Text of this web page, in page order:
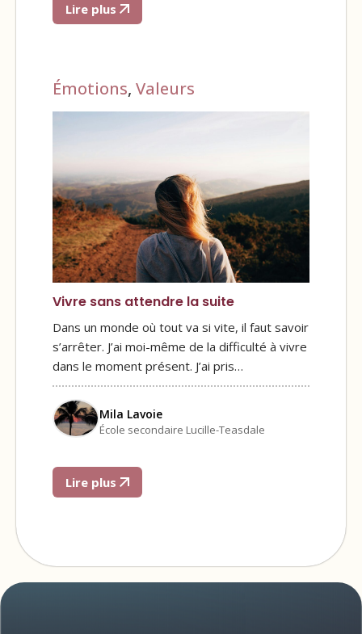
Lire plus
Émotions, Valeurs
Vivre sans attendre la suite
Dans un monde où tout va si vite, il faut savoir
s’arrêter. J’ai moi-même de la difficulté à vivre
dans le moment présent. J’ai pris…
Mila Lavoie
École secondaire Lucille-Teasdale
Lire plus